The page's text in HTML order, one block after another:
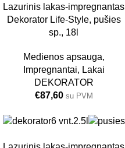
Lazurinis lakas-impregnantas
Dekorator Life-Style, pušies
sp., 18l
Medienos apsauga,
Impregnantai, Lakai
DEKORATOR
€87,60 su PVM
6 vnt.2.5l